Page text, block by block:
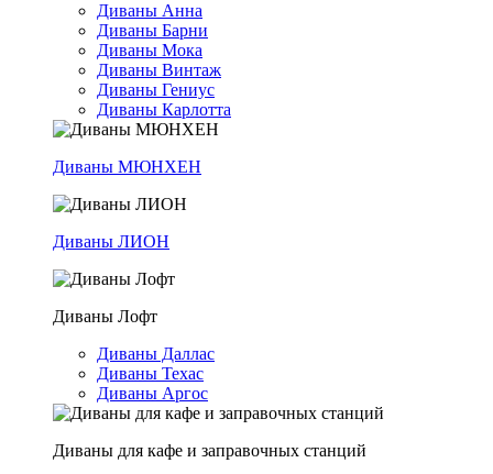
Диваны Анна
Диваны Барни
Диваны Мока
Диваны Винтаж
Диваны Гениус
Диваны Карлотта
Диваны МЮНХЕН
Диваны ЛИОН
Диваны Лофт
Диваны Даллас
Диваны Техас
Диваны Аргос
Диваны для кафе и заправочных станций